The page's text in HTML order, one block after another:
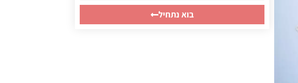
בוא נתחיל